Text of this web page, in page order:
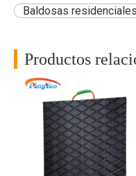
Baldosas residenciales
Productos